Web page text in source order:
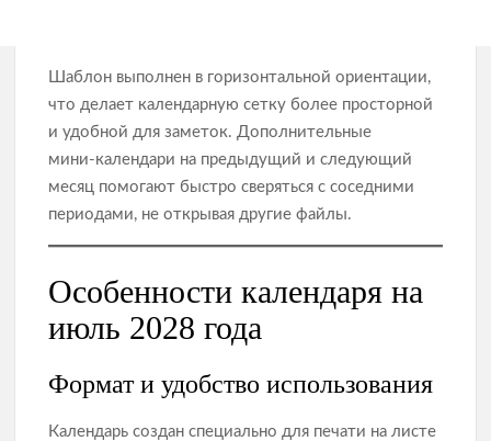
Шаблон выполнен в горизонтальной ориентации,
что делает календарную сетку более просторной
и удобной для заметок. Дополнительные
мини‑календари на предыдущий и следующий
месяц помогают быстро сверяться с соседними
периодами, не открывая другие файлы.
Особенности календаря на
июль 2028 года
Формат и удобство использования
Календарь создан специально для печати на листе